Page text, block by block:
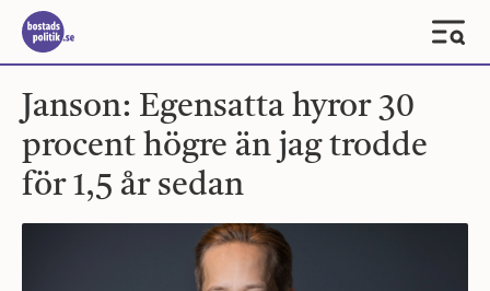
Janson: Egensatta hyror 30
procent högre än jag trodde
för 1,5 år sedan